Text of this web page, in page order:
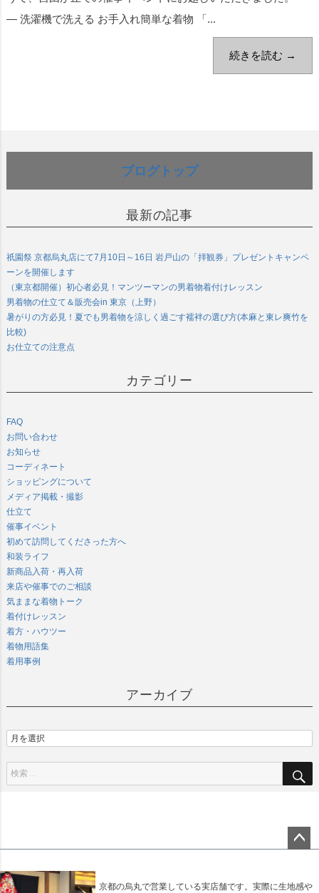
― 洗濯機で洗える お手入れ簡単な着物 「...
続きを読む →
ブログトップ
最新の記事
祇園祭 京都烏丸店にて7月10日～16日 岩戸山の「拝観券」プレゼントキャンペ
ーンを開催します
（東京都開催）初心者必見！マンツーマンの男着物着付けレッスン
男着物の仕立て＆販売会in 東京（上野）
暑がりの方必見！夏でも男着物を涼しく過ごす襦袢の選び方(本麻と東レ爽竹を
比較)
お仕立ての注意点
カテゴリー
FAQ
お問い合わせ
お知らせ
コーディネート
ショッピングについて
メディア掲載・撮影
仕立て
催事イベント
初めて訪問してくださった方へ
和装ライフ
新商品入荷・再入荷
来店や催事でのご相談
気ままな着物トーク
着付けレッスン
着方・ハウツー
着物用語集
着用事例
アーカイブ
ップ
京都の烏丸で営業している実店舗です。実際に生地感や